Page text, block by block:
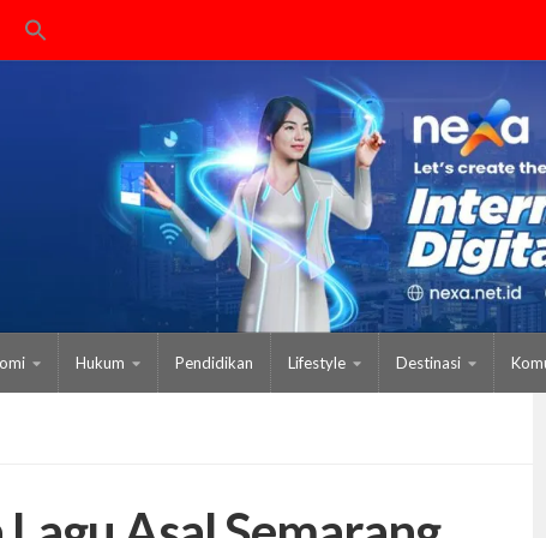
Hukum Pendidikan Lifestyle Destinasi